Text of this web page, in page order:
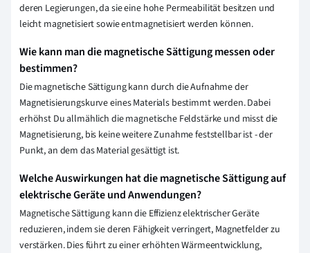
deren Legierungen, da sie eine hohe Permeabilität besitzen und
leicht magnetisiert sowie entmagnetisiert werden können.
Wie kann man die magnetische Sättigung messen oder
bestimmen?
Die magnetische Sättigung kann durch die Aufnahme der
Magnetisierungskurve eines Materials bestimmt werden. Dabei
erhöhst Du allmählich die magnetische Feldstärke und misst die
Magnetisierung, bis keine weitere Zunahme feststellbar ist - der
Punkt, an dem das Material gesättigt ist.
Welche Auswirkungen hat die magnetische Sättigung auf
elektrische Geräte und Anwendungen?
Magnetische Sättigung kann die Effizienz elektrischer Geräte
reduzieren, indem sie deren Fähigkeit verringert, Magnetfelder zu
verstärken. Dies führt zu einer erhöhten Wärmeentwicklung,